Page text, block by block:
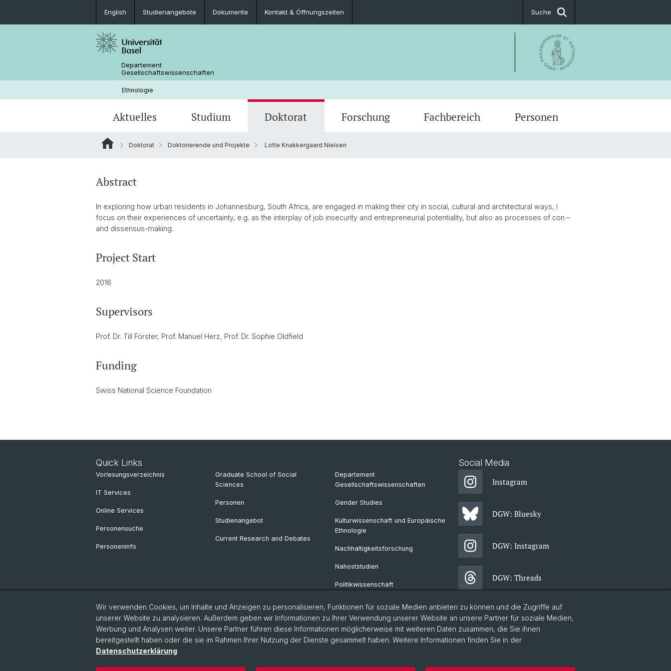
English Studienangebote Dokumente Kontakt & Öffnungszeiten Suche
Departement
Gesellschaftswissenschaften
Ethnologie
Aktuelles
Kolloquium: Anthropological Crossroads
Studium
Praktika und Weiterbildungen
Doktorat Forschung
Forschungsprojekte von Studierenden
Fachbereich
Bibliothek & Infrastruktur
Personen
Doktorat Doktorierende und Projekte Lotte Knakkergaard Nielsen
Abstract
In exploring how urban residents in Johannesburg, South Africa, are engaged in making their city in social, cultural and architectural ways, I
focus on their experiences of uncertainty, e.g. as the interplay of job insecurity and entrepreneurial potentiality, but also as processes of con –
and dissensus-making.
Project Start
2016
Supervisors
Prof. Dr. Till Förster, Prof. Manuel Herz, Prof. Dr. Sophie Oldfield
Funding
Swiss National Science Foundation
Quick Links
Vorlesungsverzeichnis
IT Services
Online Services
Personensuche
Personeninfo
Graduate School of Social
Sciences
Personen
Studienangebot
Current Research and Debates
Departement
Gesellschaftswissenschaften
Gender Studies
Kulturwissenschaft und Europäische
Ethnologie
Nachhaltigkeitsforschung
Nahoststudien
Politikwissenschaft
Soziologie
Urban Studies
Social Media
Instagram
DGW: Bluesky
DGW: Instagram
DGW: Threads
DGW: Facebook
DGW: Newsletter
© Universität Basel Philosophisch-Historische Fakultät Departement Gesellschaftswissenschaften Home Datenschutzerklärung
Wir verwenden Cookies, um Inhalte und Anzeigen zu personalisieren, Funktionen für soziale Medien anbieten zu können und die Zugriffe auf
unserer Website zu analysieren. Außerdem geben wir Informationen zu Ihrer Verwendung unserer Website an unsere Partner für soziale Medien,
Werbung und Analysen weiter. Unsere Partner führen diese Informationen möglicherweise mit weiteren Daten zusammen, die Sie ihnen
bereitgestellt haben oder die sie im Rahmen Ihrer Nutzung der Dienste gesammelt haben. Weitere Informationen finden Sie in der
Datenschutzerklärung.